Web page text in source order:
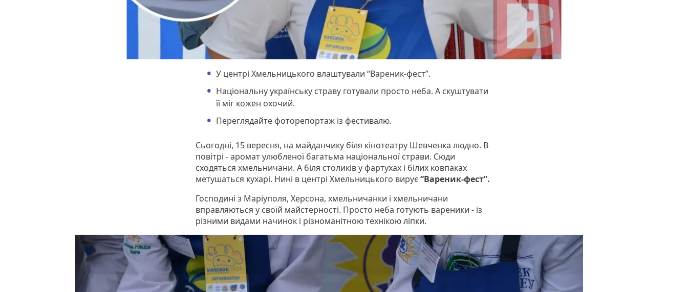
У центрі Хмельницького влаштували “Вареник-фест”.
Національну українську страву готували просто неба. А скуштувати
її міг кожен охочий.
Переглядайте фоторепортаж із фестивалю.
Сьогодні, 15 вересня, на майданчику біля кінотеатру Шевченка людно. В
повітрі - аромат улюбленої багатьма національної страви. Сюди
сходяться хмельничани. А біля столиків у фартухах і білих ковпаках
метушаться кухарі. Нині в центрі Хмельницького вирує“Вареник-фест”.
Господині з Маріуполя, Херсона, хмельничанки і хмельничани
вправляються у своїй майстерності. Просто неба готують вареники - із
різними видами начинок і різноманітною технікою ліпки.